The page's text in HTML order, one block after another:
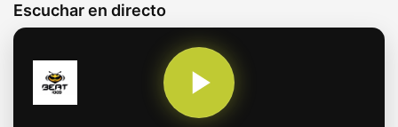
Escuchar en directo